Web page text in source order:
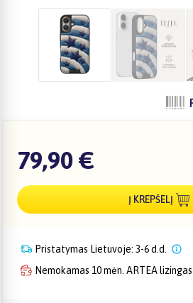
79,90 €
Į KREPŠELĮ
Pristatymas Lietuvoje: 3-6 d.d.
Nemokamas 10 mėn. ARTEA lizingas